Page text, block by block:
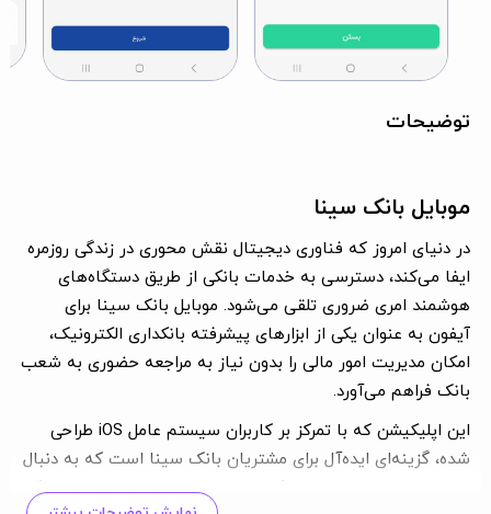
توضیحات
موبایل بانک سینا
در دنیای امروز که فناوری دیجیتال نقش محوری در زندگی روزمره
ایفا می‌کند، دسترسی به خدمات بانکی از طریق دستگاه‌های
هوشمند امری ضروری تلقی می‌شود. موبایل بانک سینا برای
آیفون به عنوان یکی از ابزارهای پیشرفته بانکداری الکترونیک،
امکان مدیریت امور مالی را بدون نیاز به مراجعه حضوری به شعب
بانک فراهم می‌آورد.
این اپلیکیشن که با تمرکز بر کاربران سیستم عامل iOS طراحی
شده، گزینه‌ای ایده‌آل برای مشتریان بانک سینا است که به دنبال
راحتی و سرعت در انجام تراکنش‌ها هستند. با دانلود موبایل بانک